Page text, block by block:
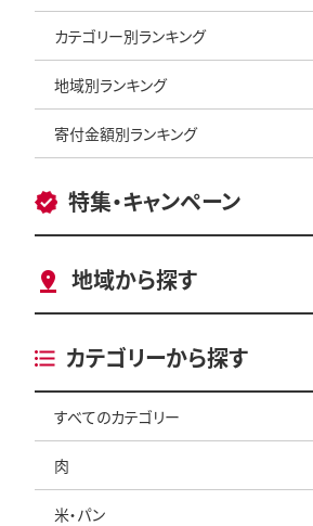
カテゴリー別ランキング
地域別ランキング
寄付金額別ランキング
特集・キャンペーン
地域から探す
カテゴリーから探す
すべてのカテゴリー
肉
米・パン